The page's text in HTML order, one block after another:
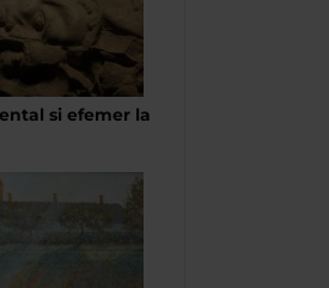
si efemer la